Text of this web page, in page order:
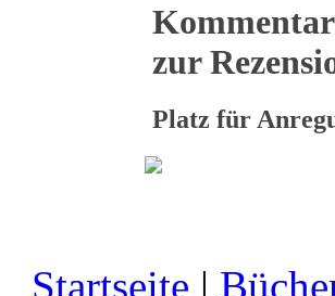
zur
Platz für
Startseite |